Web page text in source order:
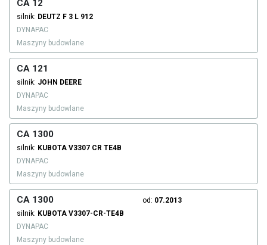
CA 12
silnik: DEUTZ F 3 L 912
DYNAPAC
Maszyny budowlane
CA 121
silnik: JOHN DEERE
DYNAPAC
Maszyny budowlane
CA 1300
silnik: KUBOTA V3307 CR TE4B
DYNAPAC
Maszyny budowlane
CA 1300 od: 07.2013
silnik: KUBOTA V3307-CR-TE4B
DYNAPAC
Maszyny budowlane